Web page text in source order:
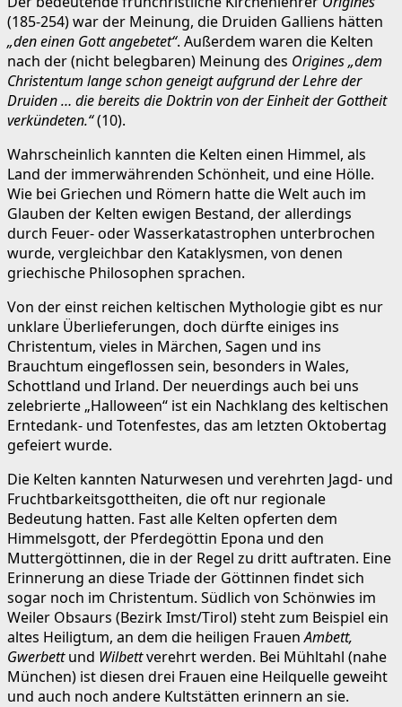
(185-254) war der Meinung, die Druiden Galliens hätten
„den einen Gott angebetet“. Außerdem waren die Kelten
nach der (nicht belegbaren) Meinung des Origines„dem
Christentum lange schon geneigt aufgrund der Lehre der
Druiden … die bereits die Doktrin von der Einheit der Gottheit
verkündeten.“(10).
Wahrscheinlich kannten die Kelten einen Himmel, als
Land der immerwährenden Schönheit, und eine Hölle.
Wie bei Griechen und Römern hatte die Welt auch im
Glauben der Kelten ewigen Bestand, der allerdings
durch Feuer- oder Wasserkatastrophen unterbrochen
wurde, vergleichbar den Kataklysmen, von denen
griechische Philosophen sprachen.
Von der einst reichen keltischen Mythologie gibt es nur
unklare Überlieferungen, doch dürfte einiges ins
Christentum, vieles in Märchen, Sagen und ins
Brauchtum eingeflossen sein, besonders in Wales,
Schottland und Irland. Der neuerdings auch bei uns
zelebrierte „Halloween“ ist ein Nachklang des keltischen
Erntedank- und Totenfestes, das am letzten Oktobertag
gefeiert wurde.
Die Kelten kannten Naturwesen und verehrten Jagd- und
Fruchtbarkeitsgottheiten, die oft nur regionale
Bedeutung hatten. Fast alle Kelten opferten dem
Himmelsgott, der Pferdegöttin Epona und den
Muttergöttinnen, die in der Regel zu dritt auftraten. Eine
Erinnerung an diese Triade der Göttinnen findet sich
sogar noch im Christentum. Südlich von Schönwies im
Weiler Obsaurs (Bezirk Imst/Tirol) steht zum Beispiel ein
altes Heiligtum, an dem die heiligen FrauenAmbett,
Gwerbettund Wilbettverehrt werden. Bei Mühltahl (nahe
München) ist diesen drei Frauen eine Heilquelle geweiht
und auch noch andere Kultstätten erinnern an sie.